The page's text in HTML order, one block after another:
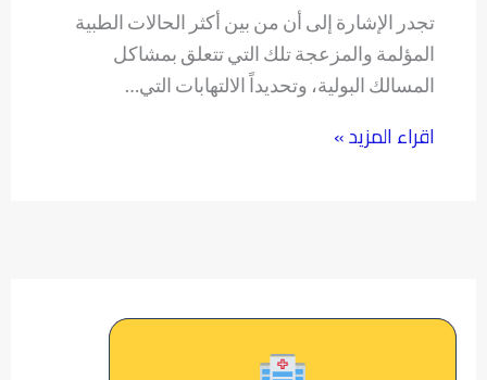
تجدر الإشارة إلى أن من بين أكثر الحالات الطبية
المؤلمة والمزعجة تلك التي تتعلق بمشاكل
المسالك البولية، وتحديداً الالتهابات التي…
اقراء المزيد »